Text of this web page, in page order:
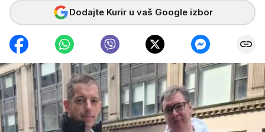
Dodajte Kurir u vaš Google izbor